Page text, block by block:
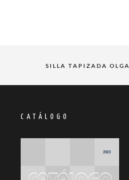
SILLA TAPIZADA OLGA
CATÁLOGO